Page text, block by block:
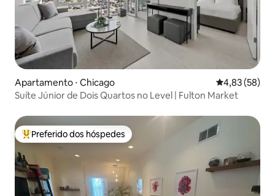
Apartamento ⋅ Chicago 4,83 de uma
4,83 (58)
Suíte Júnior de Dois Quartos no Level | Fulton Market
Entre os melhores preferidos dos hóspedes
Preferido dos hóspedes